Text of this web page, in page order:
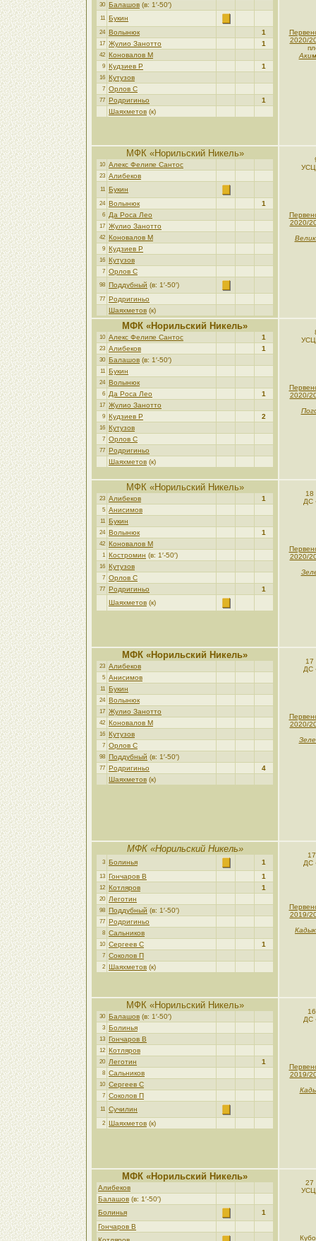
30 Балашов (в: 1′-50′)
11 Букин
24 Волынюк 1
17 Жулио Занотто 1
42 Коновалов М
9 Кудзиев Р 1
16 Кутузов
7 Орлов С
77 Родригиньо
1
Шаяхметов (к)
2020/
МФК «Норильский Никель»
10 Алекс Фелипе Сантос
23 Алибеков
11 Букин
24 Волынюк 1
6 Да Роса Лео
17 Жулио Занотто
42 Коновалов М
9 Кудзиев Р
16 Кутузов
7 Орлов С
98 Поддубный (в: 1′-50′)
77 Родригиньо
Шаяхметов (к)
УСЦ
2020/
МФК «Норильский Никель»
10 Алекс Фелипе Сантос 1
23 Алибеков 1
30 Балашов (в: 1′-50′)
11 Букин
24 Волынюк
6 Да Роса Лео 1
17 Жулио Занотто
9 Кудзиев Р 2
16 Кутузов
7 Орлов С
77 Родригиньо
Шаяхметов (к)
УСЦ
2020/
МФК «Норильский Никель»
23 Алибеков 1
5 Анисимов
11 Букин
24 Волынюк 1
42 Коновалов М
1 Костромин (в: 1′-50′)
16 Кутузов
7 Орлов С
77 Родригиньо
1
Шаяхметов (к)
18
ДС
2020/
МФК «Норильский Никель»
23 Алибеков
5 Анисимов
11 Букин
24 Волынюк
17 Жулио Занотто
42 Коновалов М
16 Кутузов
7 Орлов С
98 Поддубный (в: 1′-50′)
77 Родригиньо
4
Шаяхметов (к)
17
ДС
2020/
МФК «Норильский Никель»
3 Болинья 1
13 Гончаров В 1
12 Котляров 1
20 Леготин
98 Поддубный (в: 1′-50′)
77 Родригиньо
8 Сальников
10 Сергеев С 1
7 Соколов П
2 Шаяхметов (к)
ДС
2019/
МФК «Норильский Никель»
30 Балашов (в: 1′-50′)
3 Болинья
13 Гончаров В
12 Котляров
20 Леготин 1
8 Сальников
10 Сергеев С
7 Соколов П
11 Сучилин
2 Шаяхметов (к)
ДС
2019/
МФК «Норильский Никель»
Алибеков
Балашов (в: 1′-50′)
Болинья
1
Гончаров В
27
УСЦ